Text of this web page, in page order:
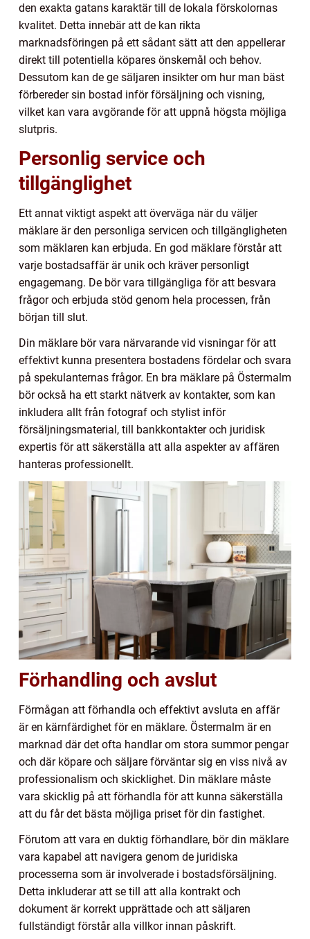
den exakta gatans karaktär till de lokala förskolornas
kvalitet. Detta innebär att de kan rikta
marknadsföringen på ett sådant sätt att den appellerar
direkt till potentiella köpares önskemål och behov.
Dessutom kan de ge säljaren insikter om hur man bäst
förbereder sin bostad inför försäljning och visning,
vilket kan vara avgörande för att uppnå högsta möjliga
slutpris.
Personlig service och
tillgänglighet
Ett annat viktigt aspekt att överväga när du väljer
mäklare är den personliga servicen och tillgängligheten
som mäklaren kan erbjuda. En god mäklare förstår att
varje bostadsaffär är unik och kräver personligt
engagemang. De bör vara tillgängliga för att besvara
frågor och erbjuda stöd genom hela processen, från
början till slut.
Din mäklare bör vara närvarande vid visningar för att
effektivt kunna presentera bostadens fördelar och svara
på spekulanternas frågor. En bra mäklare på Östermalm
bör också ha ett starkt nätverk av kontakter, som kan
inkludera allt från fotograf och stylist inför
försäljningsmaterial, till bankkontakter och juridisk
expertis för att säkerställa att alla aspekter av affären
hanteras professionellt.
Förhandling och avslut
Förmågan att förhandla och effektivt avsluta en affär
är en kärnfärdighet för en mäklare. Östermalm är en
marknad där det ofta handlar om stora summor pengar
och där köpare och säljare förväntar sig en viss nivå av
professionalism och skicklighet. Din mäklare måste
vara skicklig på att förhandla för att kunna säkerställa
att du får det bästa möjliga priset för din fastighet.
Förutom att vara en duktig förhandlare, bör din mäklare
vara kapabel att navigera genom de juridiska
processerna som är involverade i bostadsförsäljning.
Detta inkluderar att se till att alla kontrakt och
dokument är korrekt upprättade och att säljaren
fullständigt förstår alla villkor innan påskrift.